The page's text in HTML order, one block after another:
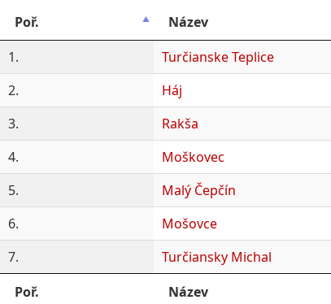
Poř.
Název
1.
Turčianske Teplice
2.
Háj
3.
Rakša
4.
Moškovec
5.
Malý Čepčín
6.
Mošovce
7.
Turčiansky Michal
Poř.
Název